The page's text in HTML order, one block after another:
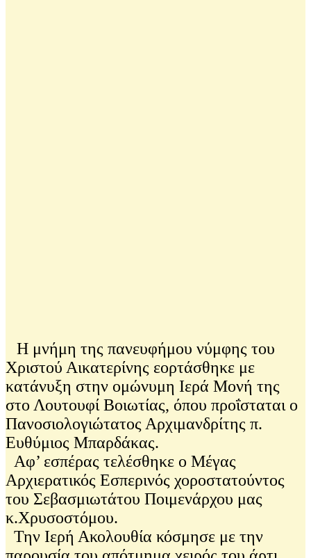
Η μνήμη της πανευφήμου νύμφης του
Χριστού Αικατερίνης εορτάσθηκε με
κατάνυξη στην ομώνυμη Ιερά Μονή της
στο Λουτουφί Βοιωτίας, όπου προΐσταται ο
Πανοσιολογιώτατος Αρχιμανδρίτης π.
Ευθύμιος Μπαρδάκας.
Αφ’ εσπέρας τελέσθηκε ο Μέγας
Αρχιερατικός Εσπερινός χοροστατούντος
του Σεβασμιωτάτου Ποιμενάρχου μας
κ.Χρυσοστόμου.
Την Ιερή Ακολουθία κόσμησε με την